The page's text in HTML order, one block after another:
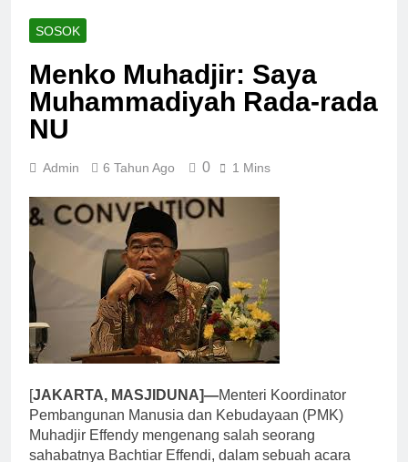
SOSOK
Menko Muhadjir: Saya
Muhammadiyah Rada-rada
NU
Admin 6 Tahun Ago 0 1 Mins
[JAKARTA, MASJIDUNA]—Menteri Koordinator
Pembangunan Manusia dan Kebudayaan (PMK)
Muhadjir Effendy mengenang salah seorang
sahabatnya Bachtiar Effendi, dalam sebuah acara